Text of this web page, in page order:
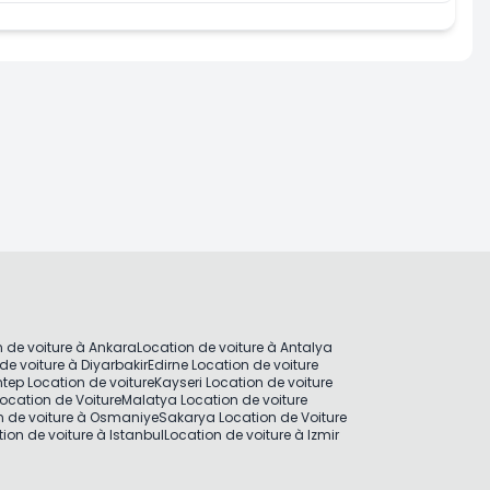
de voiture à AnkaraLocation de voiture à Antalya
voiture à DiyarbakirEdirne Location de voiture
Location de voitureKayseri Location de voiture
de VoitureMalatya Location de voiture
de voiture à OsmaniyeSakarya Location de Voiture
de voiture à IstanbulLocation de voiture à Izmir